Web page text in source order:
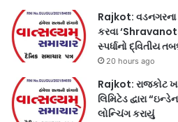
Rajkot: વડનગરના
કરવા
સ્પર્ધાનો દ્વિતીય
20 hours ago
Rajkot: રાજકોટ
લિમિટેડ દ્વારા
લોન્ચિંગ કરાયું